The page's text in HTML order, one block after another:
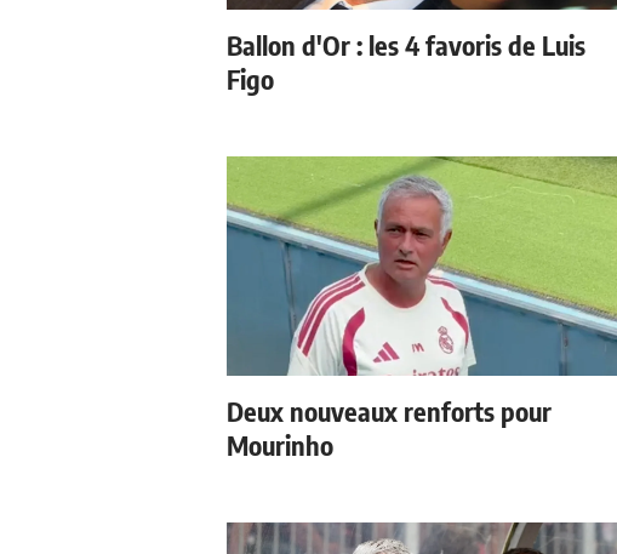
Ballon d'Or : les 4 favoris de Luis
Figo
Deux nouveaux renforts pour
Mourinho